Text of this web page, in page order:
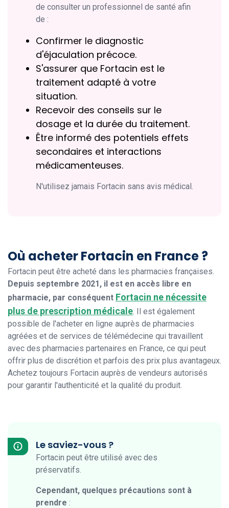
de consulter un professionnel de santé afin
de :
Confirmer le diagnostic
d'éjaculation précoce.
S'assurer que Fortacin est le
traitement adapté à votre
situation.
Recevoir des conseils sur le
dosage et la durée du traitement.
Être informé des potentiels effets
secondaires et interactions
médicamenteuses.
N'utilisez jamais Fortacin sans avis médical.
Où acheter Fortacin en France ?
Fortacin peut être acheté dans les pharmacies françaises.
Depuis septembre 2021, il est en accès libre en
pharmacie, par conséquent Fortacin ne nécessite
plus de prescription médicale. Il est également
possible de l'acheter en ligne auprès de pharmacies
agréées et de services de télémédecine qui travaillent
avec des pharmacies partenaires en France, ce qui peut
offrir plus de discrétion et parfois des prix plus avantageux.
Achetez toujours Fortacin auprès de vendeurs autorisés
pour garantir l'authenticité et la qualité du produit.
Le saviez-vous ?
Fortacin peut être utilisé avec des
préservatifs.
Cependant, quelques précautions sont à
prendre :